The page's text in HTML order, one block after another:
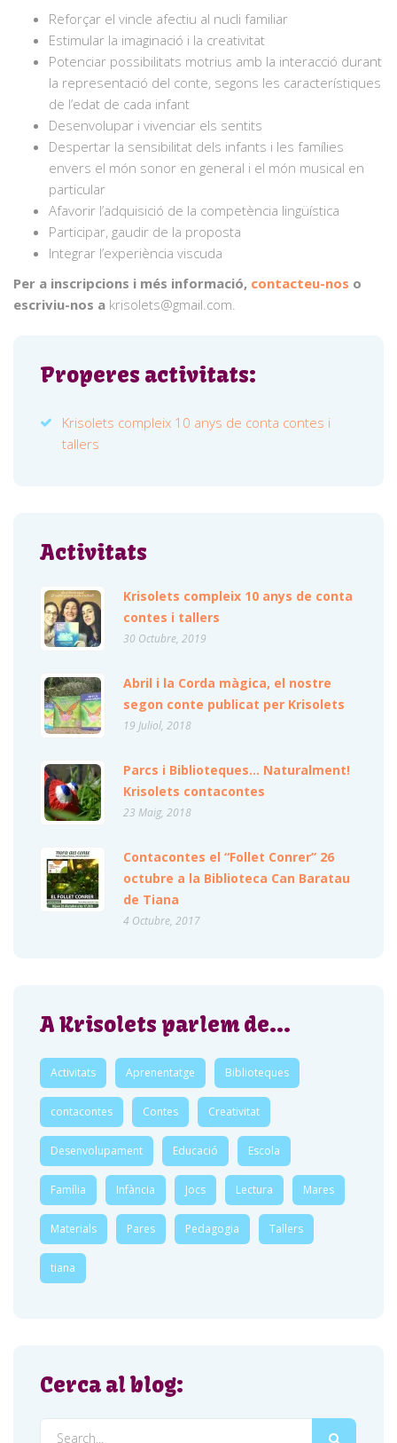
Reforçar el vincle afectiu al nucli familiar
Estimular la imaginació i la creativitat
Potenciar possibilitats motrius amb la interacció durant
la representació del conte, segons les característiques
de l’edat de cada infant
Desenvolupar i vivenciar els sentits
Despertar la sensibilitat dels infants i les famílies
envers el món sonor en general i el món musical en
particular
Afavorir l’adquisició de la competència lingüística
Participar, gaudir de la proposta
Integrar l’experiència viscuda
Per a inscripcions i més informació, contacteu-nos o
escriviu-nos a krisolets@gmail.com.
Properes activitats:
Krisolets compleix 10 anys de conta contes i
tallers
Activitats
Krisolets compleix 10 anys de conta
contes i tallers
30 Octubre, 2019
Abril i la Corda màgica, el nostre
segon conte publicat per Krisolets
19 Juliol, 2018
Parcs i Biblioteques… Naturalment!
Krisolets contacontes
23 Maig, 2018
Contacontes el “Follet Conrer” 26
octubre a la Biblioteca Can Baratau
de Tiana
4 Octubre, 2017
A Krisolets parlem de…
Activitats Aprenentatge Biblioteques
contacontes Contes Creativitat
Desenvolupament Educació Escola
Família Infància Jocs Lectura Mares
Materials Pares Pedagogia Tallers
tiana
Cerca al blog: